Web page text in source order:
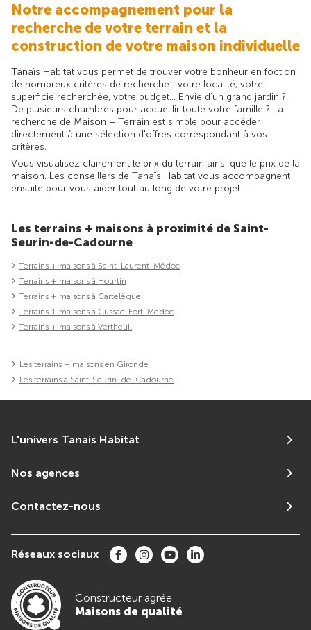
Notre accompagnement pour la
recherche de votre terrain et la
construction de votre maison individuelle
Tanaïs Habitat vous permet de trouver votre bonheur en foction
de nombreux critères de recherche : votre localité, votre
superficie recherchée, votre budget... Envie d'un grand jardin ?
De plusieurs chambres pour accueillir toute votre famille ? La
recherche de Maison + Terrain est simple pour accéder
directement à une sélection d'offres correspondant à vos
critères.
Vous visualisez clairement le prix du terrain ainsi que le prix de la
maison. Les conseillers de Tanaïs Habitat vous accompagnent
ensuite pour vous aider tout au long de votre projet.
Les terrains + maisons à proximité de Saint-
Seurin-de-Cadourne
Terrains + maisons à Saint-Laurent-Médoc
Terrains + maisons à Hourtin
Terrains + maisons à Cartelègue
Terrains + maisons à Cussac-Fort-Médoc
Terrains + maisons à Vertheuil
Les terrains + maisons en Gironde
Les terrains à Saint-Seurin-de-Cadourne
L'univers Tanais Habitat
Nos agences
Contactez-nous
Réseaux sociaux
Constructeur agrée
Maisons de qualité